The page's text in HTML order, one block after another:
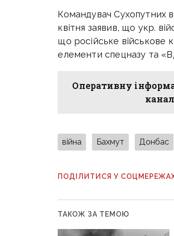
Командувач Сухопутних
квітня заявив, що укр.
що російське військове
елементи спецназу та
Оперативну
війна Бахмут Донбас
ПОДІЛИТИСЯ У
ТАКОЖ ЗА ТЕМОЮ